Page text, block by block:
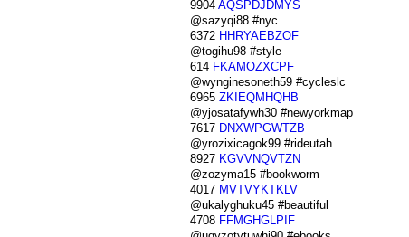
9904 AQSPDJDMYS
@sazyqi88 #nyc
6372 HHRYAEBZOF
@togihu98 #style
614 FKAMOZXCPF
@wynginesoneth59 #cycleslc
6965 ZKIEQMHQHB
@yjosatafywh30 #newyorkmap
7617 DNXWPGWTZB
@yrozixicagok99 #rideutah
8927 KGVVNQVTZN
@zozyma15 #bookworm
4017 MVTVYKTKLV
@ukalyghuku45 #beautiful
4708 FFMGHGLPIF